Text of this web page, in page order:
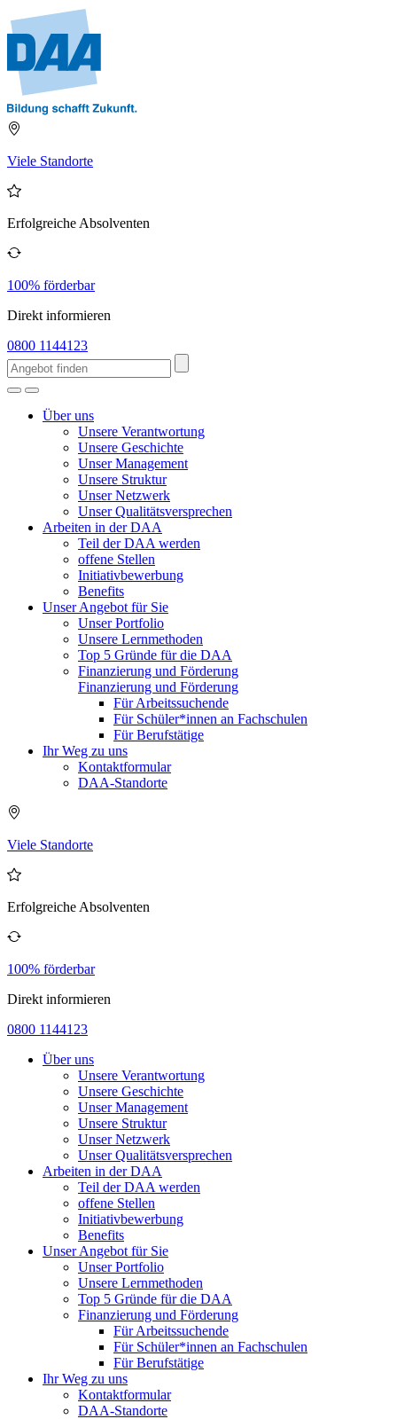
Viele Standorte
Erfolgreiche Absolventen
100% förderbar
Direkt informieren
0800 1144123
Über uns
Unsere Verantwortung
Unsere Geschichte
Unser Management
Unsere Struktur
Unser Netzwerk
Unser Qualitätsversprechen
Arbeiten in der DAA
Teil der DAA werden
offene Stellen
Initiativbewerbung
Benefits
Unser Angebot für Sie
Unser Portfolio
Unsere Lernmethoden
Top 5 Gründe für die DAA
Finanzierung und Förderung
Finanzierung und Förderung
Für Arbeitssuchende
Für Schüler*innen an Fachschulen
Für Berufstätige
Ihr Weg zu uns
Kontaktformular
DAA-Standorte
Viele Standorte
Erfolgreiche Absolventen
100% förderbar
Direkt informieren
0800 1144123
Über uns
Unsere Verantwortung
Unsere Geschichte
Unser Management
Unsere Struktur
Unser Netzwerk
Unser Qualitätsversprechen
Arbeiten in der DAA
Teil der DAA werden
offene Stellen
Initiativbewerbung
Benefits
Unser Angebot für Sie
Unser Portfolio
Unsere Lernmethoden
Top 5 Gründe für die DAA
Finanzierung und Förderung
Für Arbeitssuchende
Für Schüler*innen an Fachschulen
Für Berufstätige
Ihr Weg zu uns
Kontaktformular
DAA-Standorte